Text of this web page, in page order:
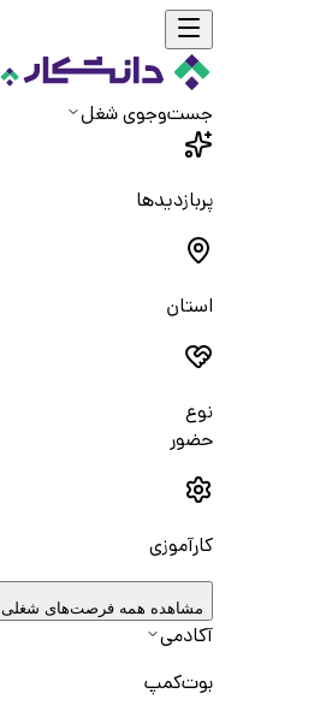
جست‌و‌جوی شغل
پربازدیدها
استان
نوع
حضور
کارآموزی
مشاهده همه فرصت‌های شغلی
آکادمی
بوت‌کمپ